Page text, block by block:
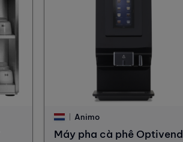
Animo
Máy pha cà phê Optivend